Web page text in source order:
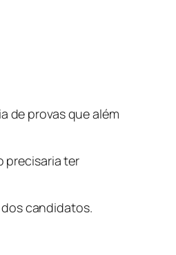
de provas que além
precisaria ter
dos candidatos.